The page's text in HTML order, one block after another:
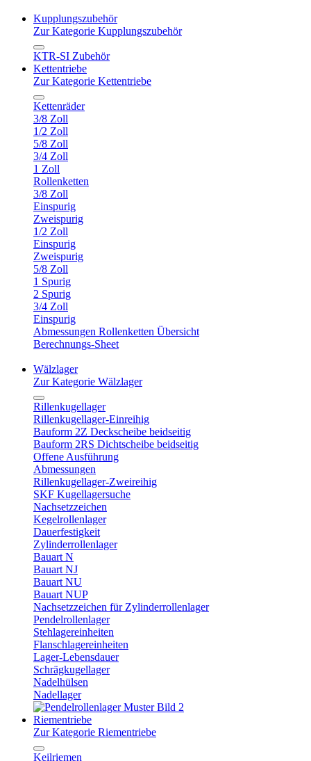
Kupplungszubehör
Zur Kategorie Kupplungszubehör
KTR-SI Zubehör
Kettentriebe
Zur Kategorie Kettentriebe
Kettenräder
3/8 Zoll
1/2 Zoll
5/8 Zoll
3/4 Zoll
1 Zoll
Rollenketten
3/8 Zoll
Einspurig
Zweispurig
1/2 Zoll
Einspurig
Zweispurig
5/8 Zoll
1 Spurig
2 Spurig
3/4 Zoll
Einspurig
Abmessungen Rollenketten Übersicht
Berechnungs-Sheet
Wälzlager
Zur Kategorie Wälzlager
Rillenkugellager
Rillenkugellager-Einreihig
Bauform 2Z Deckscheibe beidseitig
Bauform 2RS Dichtscheibe beidseitig
Offene Ausführung
Abmessungen
Rillenkugellager-Zweireihig
SKF Kugellagersuche
Nachsetzzeichen
Kegelrollenlager
Dauerfestigkeit
Zylinderrollenlager
Bauart N
Bauart NJ
Bauart NU
Bauart NUP
Nachsetzzeichen für Zylinderrollenlager
Pendelrollenlager
Stehlagereinheiten
Flanschlagereinheiten
Lager-Lebensdauer
Schrägkugellager
Nadelhülsen
Nadellager
Riementriebe
Zur Kategorie Riementriebe
Keilriemen